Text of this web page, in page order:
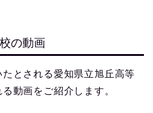
の動画
とされる愛知県立旭丘高等
動画をご紹介します。